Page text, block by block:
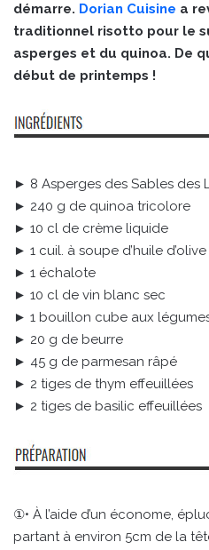
démarre. Dorian Cuisine a
traditionnel risotto pour le
asperges et du quinoa. De
début de printemps !
► 8 Asperges des Sables des
► 240 g de quinoa tricolore
► 10 cl de crème liquide
► 1 cuil. à soupe d’huile d’olive
► 1 échalote
► 10 cl de vin blanc sec
► 1 bouillon cube aux
► 20 g de beurre
► 45 g de parmesan râpé
► 2 tiges de thym effeuillées
► 2 tiges de basilic effeuillées
①• À l’aide d’un économe,
partant à environ 5cm de la